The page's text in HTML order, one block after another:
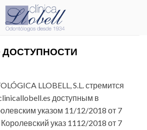
ДОСТУПНОСТИ
LLOBELL, S.L. стремится
доступным в
указом 11/12/2018 от 7
указ 1112/2018 от 7